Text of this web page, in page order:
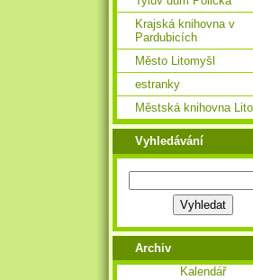
Krajská knihovna v
Pardubicích
Město Litomyšl
estranky
Městská knihovna
Vyhledávání
Archiv
Kalendář